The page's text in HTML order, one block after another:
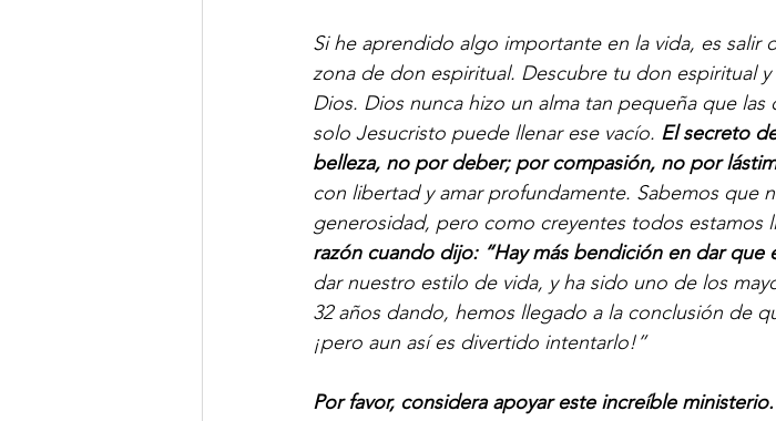
Si he aprendido algo importante en la vida, es
zona de don espiritual. Descubre tu don espiritual
Dios. Dios nunca hizo un alma tan pequeña que
solo Jesucristo puede llenar ese vacío. El secreto
belleza, no por deber; por compasión, no por
con libertad y amar profundamente. Sabemos que
generosidad, pero como creyentes todos estamos
razón cuando dijo: “Hay más bendición en dar que
dar nuestro estilo de vida, y ha sido uno de los
32 años dando, hemos llegado a la conclusión de
¡pero aun así es divertido intentarlo!”
Por favor, considera apoyar este increíble